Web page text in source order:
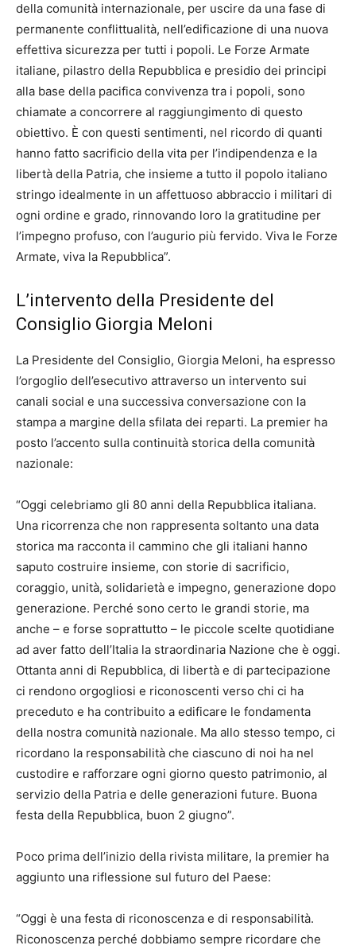
della comunità internazionale, per uscire da una fase di
permanente conflittualità, nell’edificazione di una nuova
effettiva sicurezza per tutti i popoli. Le Forze Armate
italiane, pilastro della Repubblica e presidio dei principi
alla base della pacifica convivenza tra i popoli, sono
chiamate a concorrere al raggiungimento di questo
obiettivo. È con questi sentimenti, nel ricordo di quanti
hanno fatto sacrificio della vita per l’indipendenza e la
libertà della Patria, che insieme a tutto il popolo italiano
stringo idealmente in un affettuoso abbraccio i militari di
ogni ordine e grado, rinnovando loro la gratitudine per
l’impegno profuso, con l’augurio più fervido. Viva le Forze
Armate, viva la Repubblica”.
L’intervento della Presidente del
Consiglio Giorgia Meloni
La Presidente del Consiglio, Giorgia Meloni, ha espresso
l’orgoglio dell’esecutivo attraverso un intervento sui
canali social e una successiva conversazione con la
stampa a margine della sfilata dei reparti. La premier ha
posto l’accento sulla continuità storica della comunità
nazionale:
“Oggi celebriamo gli 80 anni della Repubblica italiana.
Una ricorrenza che non rappresenta soltanto una data
storica ma racconta il cammino che gli italiani hanno
saputo costruire insieme, con storie di sacrificio,
coraggio, unità, solidarietà e impegno, generazione dopo
generazione. Perché sono certo le grandi storie, ma
anche – e forse soprattutto – le piccole scelte quotidiane
ad aver fatto dell’Italia la straordinaria Nazione che è oggi.
Ottanta anni di Repubblica, di libertà e di partecipazione
ci rendono orgogliosi e riconoscenti verso chi ci ha
preceduto e ha contribuito a edificare le fondamenta
della nostra comunità nazionale. Ma allo stesso tempo, ci
ricordano la responsabilità che ciascuno di noi ha nel
custodire e rafforzare ogni giorno questo patrimonio, al
servizio della Patria e delle generazioni future. Buona
festa della Repubblica, buon 2 giugno”.
Poco prima dell’inizio della rivista militare, la premier ha
aggiunto una riflessione sul futuro del Paese:
“Oggi è una festa di riconoscenza e di responsabilità.
Riconoscenza perché dobbiamo sempre ricordare che